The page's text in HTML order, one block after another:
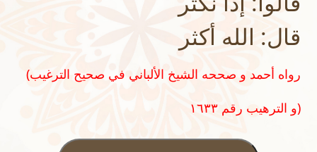
قال: الله أكثر
(رواه أحمد و صححه الشيخ الألباني في صحيح الترغيب
و الترهيب رقم ١٦٣٣)